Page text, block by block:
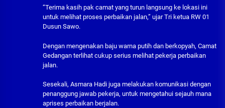
“Terima kasih pak camat yang turun langsung ke lokasi ini
untuk melihat proses perbaikan jalan,” ujar Tri ketua RW 01
Dusun Sawo.
Dengan mengenakan baju warna putih dan berkopyah, Camat
Gedangan terlihat cukup serius melihat pekerja perbaikan
jalan.
Sesekali, Asmara Hadi juga melakukan komunikasi dengan
penanggung jawab pekerja, untuk mengetahui sejauh mana
aprises perbaikan berjalan.